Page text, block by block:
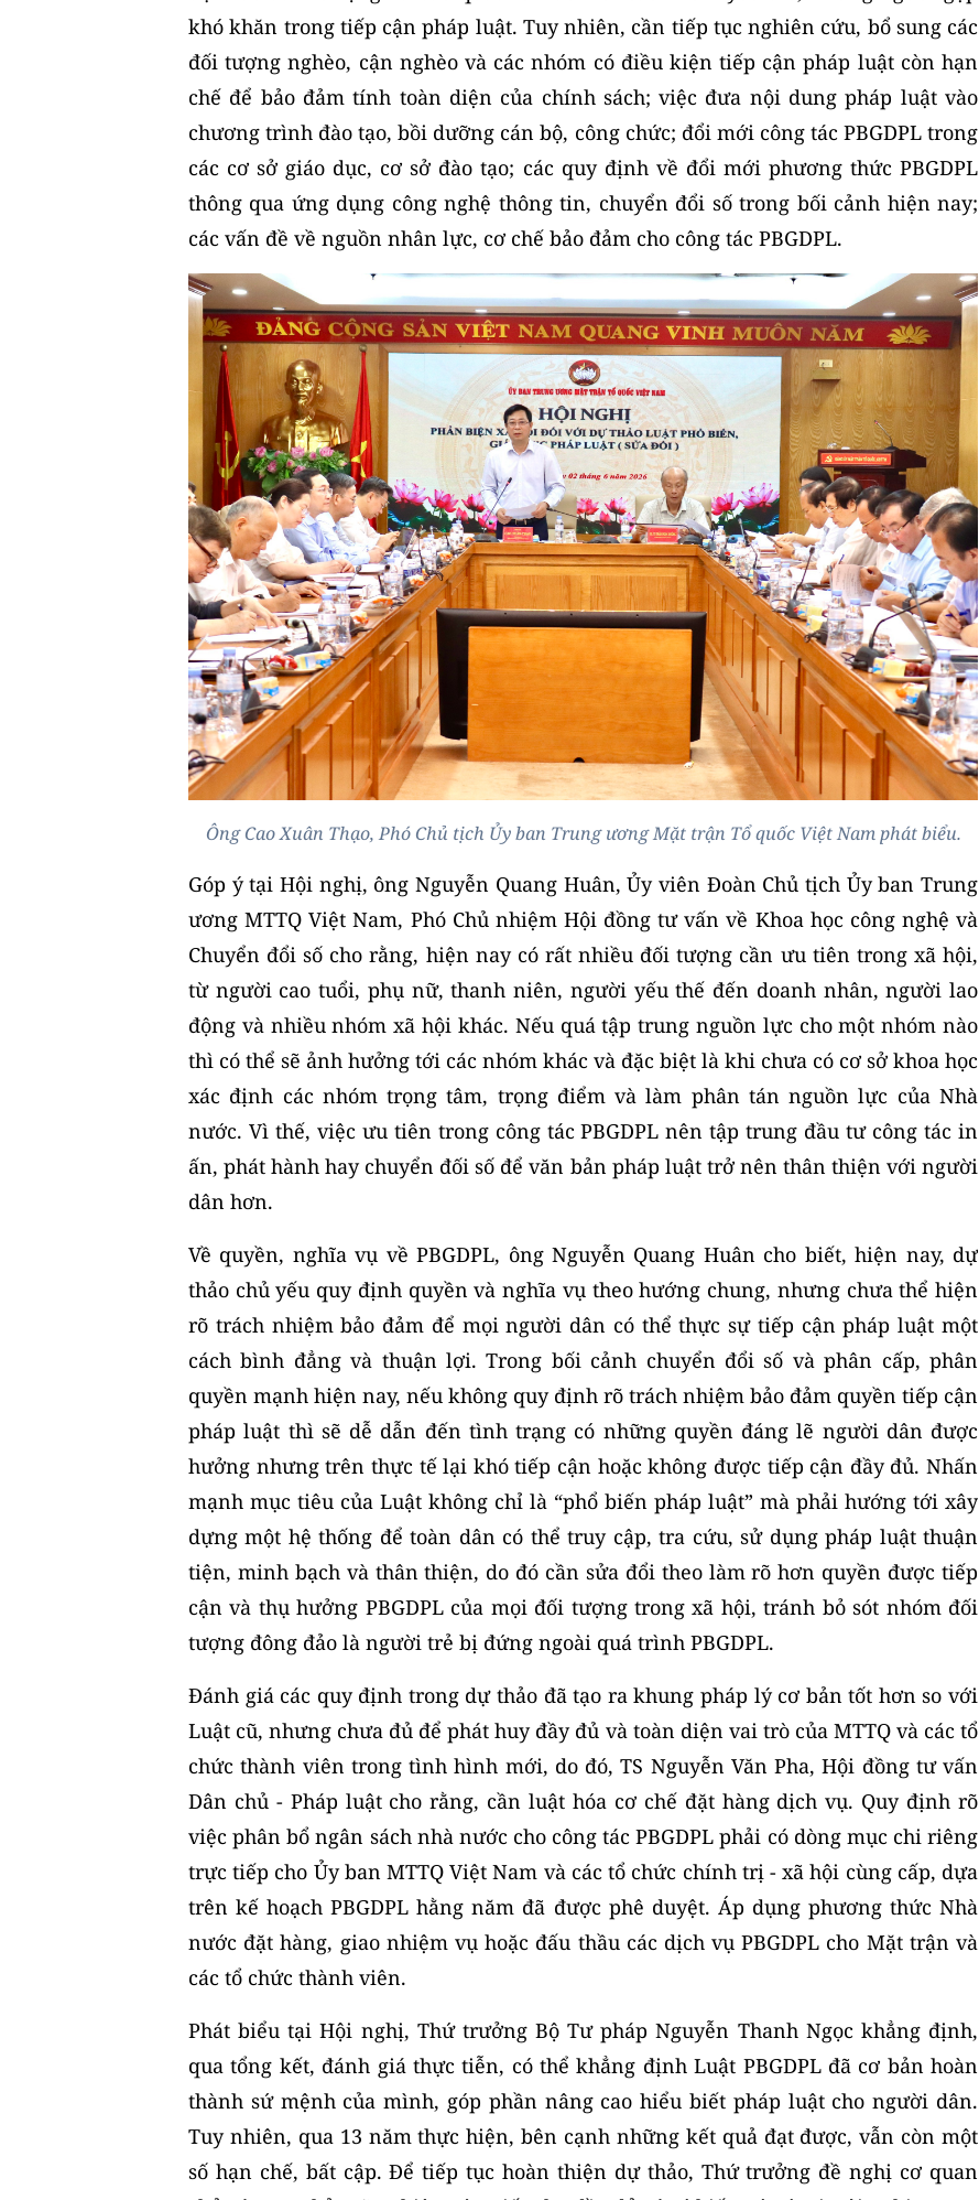
khó khăn trong tiếp cận pháp luật. Tuy nhiên, cần tiếp tục nghiên cứu, bổ sung các
đối tượng nghèo, cận nghèo và các nhóm có điều kiện tiếp cận pháp luật còn hạn
chế để bảo đảm tính toàn diện của chính sách; việc đưa nội dung pháp luật vào
chương trình đào tạo, bồi dưỡng cán bộ, công chức; đổi mới công tác PBGDPL trong
các cơ sở giáo dục, cơ sở đào tạo; các quy định về đổi mới phương thức PBGDPL
thông qua ứng dụng công nghệ thông tin, chuyển đổi số trong bối cảnh hiện nay;
các vấn đề về nguồn nhân lực, cơ chế bảo đảm cho công tác PBGDPL.
Ông Cao Xuân Thạo, Phó Chủ tịch Ủy ban Trung ương Mặt trận Tổ quốc Việt Nam phát biểu.
Góp ý tại Hội nghị, ông Nguyễn Quang Huân, Ủy viên Đoàn Chủ tịch Ủy ban Trung
ương MTTQ Việt Nam, Phó Chủ nhiệm Hội đồng tư vấn về Khoa học công nghệ và
Chuyển đổi số cho rằng, hiện nay có rất nhiều đối tượng cần ưu tiên trong xã hội,
từ người cao tuổi, phụ nữ, thanh niên, người yếu thế đến doanh nhân, người lao
động và nhiều nhóm xã hội khác. Nếu quá tập trung nguồn lực cho một nhóm nào
thì có thể sẽ ảnh hưởng tới các nhóm khác và đặc biệt là khi chưa có cơ sở khoa học
xác định các nhóm trọng tâm, trọng điểm và làm phân tán nguồn lực của Nhà
nước. Vì thế, việc ưu tiên trong công tác PBGDPL nên tập trung đầu tư công tác in
ấn, phát hành hay chuyển đối số để văn bản pháp luật trở nên thân thiện với người
dân hơn.
Về quyền, nghĩa vụ về PBGDPL, ông Nguyễn Quang Huân cho biết, hiện nay, dự
thảo chủ yếu quy định quyền và nghĩa vụ theo hướng chung, nhưng chưa thể hiện
rõ trách nhiệm bảo đảm để mọi người dân có thể thực sự tiếp cận pháp luật một
cách bình đẳng và thuận lợi. Trong bối cảnh chuyển đổi số và phân cấp, phân
quyền mạnh hiện nay, nếu không quy định rõ trách nhiệm bảo đảm quyền tiếp cận
pháp luật thì sẽ dễ dẫn đến tình trạng có những quyền đáng lẽ người dân được
hưởng nhưng trên thực tế lại khó tiếp cận hoặc không được tiếp cận đầy đủ. Nhấn
mạnh mục tiêu của Luật không chỉ là “phổ biến pháp luật” mà phải hướng tới xây
dựng một hệ thống để toàn dân có thể truy cập, tra cứu, sử dụng pháp luật thuận
tiện, minh bạch và thân thiện, do đó cần sửa đổi theo làm rõ hơn quyền được tiếp
cận và thụ hưởng PBGDPL của mọi đối tượng trong xã hội, tránh bỏ sót nhóm đối
tượng đông đảo là người trẻ bị đứng ngoài quá trình PBGDPL.
Đánh giá các quy định trong dự thảo đã tạo ra khung pháp lý cơ bản tốt hơn so với
Luật cũ, nhưng chưa đủ để phát huy đầy đủ và toàn diện vai trò của MTTQ và các tổ
chức thành viên trong tình hình mới, do đó, TS Nguyễn Văn Pha, Hội đồng tư vấn
Dân chủ - Pháp luật cho rằng, cần luật hóa cơ chế đặt hàng dịch vụ. Quy định rõ
việc phân bổ ngân sách nhà nước cho công tác PBGDPL phải có dòng mục chi riêng
trực tiếp cho Ủy ban MTTQ Việt Nam và các tổ chức chính trị - xã hội cùng cấp, dựa
trên kế hoạch PBGDPL hằng năm đã được phê duyệt. Áp dụng phương thức Nhà
nước đặt hàng, giao nhiệm vụ hoặc đấu thầu các dịch vụ PBGDPL cho Mặt trận và
các tổ chức thành viên.
Phát biểu tại Hội nghị, Thứ trưởng Bộ Tư pháp Nguyễn Thanh Ngọc khẳng định,
qua tổng kết, đánh giá thực tiễn, có thể khẳng định Luật PBGDPL đã cơ bản hoàn
thành sứ mệnh của mình, góp phần nâng cao hiểu biết pháp luật cho người dân.
Tuy nhiên, qua 13 năm thực hiện, bên cạnh những kết quả đạt được, vẫn còn một
số hạn chế, bất cập. Để tiếp tục hoàn thiện dự thảo, Thứ trưởng đề nghị cơ quan